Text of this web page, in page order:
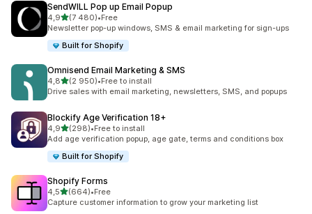
SendWILL Pop up Email Popup
4,9av 5 stjerner
(7 480)
Totalt 7480 omtaler
•Free
Newsletter pop-up windows, SMS & email marketing for sign-ups
Built for Shopify
Omnisend Email Marketing & SMS
4,8av 5 stjerner
(2 950)
Totalt 2950 omtaler
•Free to install
Drive sales with email marketing, newsletters, SMS, and popups
Blockify Age Verification 18+
4,9av 5 stjerner
(298)
Totalt 298 omtaler
•Free to install
Add age verification popup, age gate, terms and conditions box
Built for Shopify
Shopify Forms
4,5av 5 stjerner
(664)
Totalt 664 omtaler
•Free
Capture customer information to grow your marketing list